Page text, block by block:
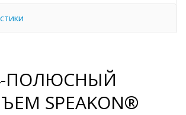
ПОЛЮСНЫЙ
SPEAKON®